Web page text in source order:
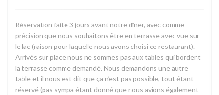
Réservation faite 3 jours avant notre dîner, avec comme
précision que nous souhaitons être en terrasse avec vue sur
le lac (raison pour laquelle nous avons choisi ce restaurant).
Arrivés sur place nous ne sommes pas aux tables qui bordent
la terrasse comme demandé. Nous demandons une autre
table et il nous est dit que ça n’est pas possible, tout étant
réservé (pas sympa étant donné que nous avions également